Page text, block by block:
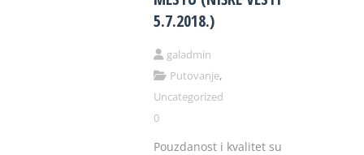
5.7.2018.)
galadmin
Putovanje,
Uncategorized
0
Pouzdanost i kvalitet su